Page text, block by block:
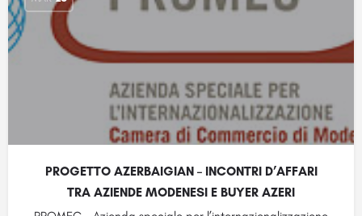
PROGETTO AZERBAIGIAN – INCONTRI D’AFFARI
TRA AZIENDE MODENESI E BUYER AZERI